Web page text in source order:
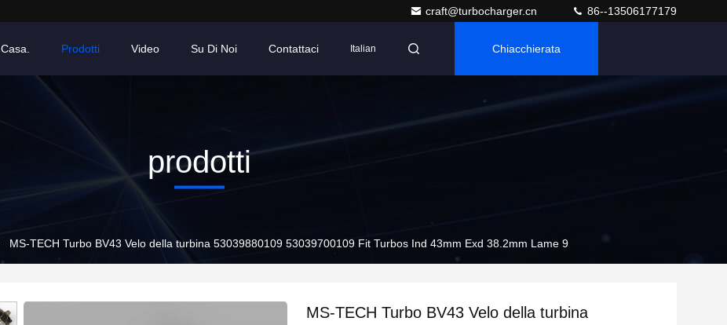
craft@turbocharger.cn 86--13506177179
Casa. Prodotti Video Su Di Noi Contattaci Italian Chiacchierata
prodotti
MS-TECH Turbo BV43 Velo della turbina 53039880109 53039700109 Fit Turbos Ind 43mm Exd 38.2mm Lame 9
MS-TECH Turbo BV43 Velo della turbina